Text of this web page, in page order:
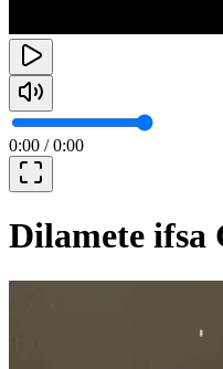
0:00 /0:00
Dilamete ifsa